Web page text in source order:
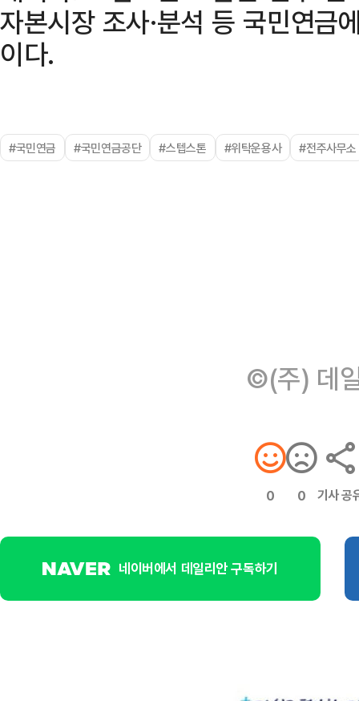
자본시장 조사·분석 등 국민연금
이다.
#국민연금 #국민연금공단 #스텝스톤 #위탁운용사 #전주사무소
©(주) 데
0 0 기사 공
네이버에서 데일리안 구독하기